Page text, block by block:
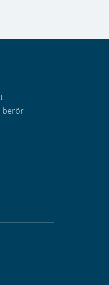
berör